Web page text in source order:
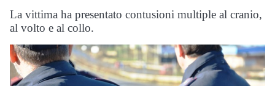
La vittima ha presentato contusioni multiple al cranio,
al volto e al collo.